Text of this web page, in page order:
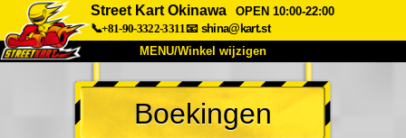
Street Kart Okinawa
OPEN 10:00-22:00
📞+81-90-3322-3311📧 shina@kart.st
MENU/Winkel wijzigen
TOP
Over Specificaties Prijzen
Boekingen